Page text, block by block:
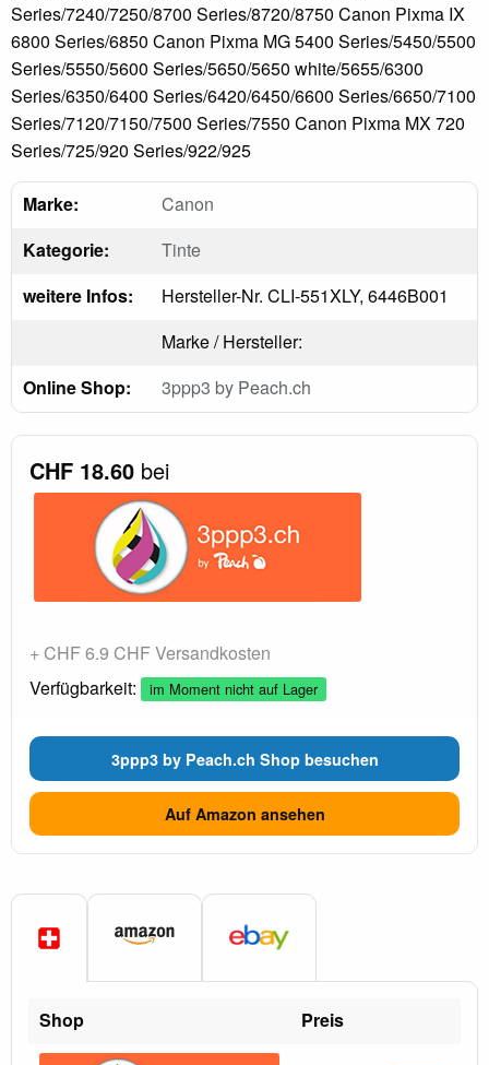
Series/7240/7250/8700 Series/8720/8750 Canon Pixma IX
6800 Series/6850 Canon Pixma MG 5400 Series/5450/5500
Series/5550/5600 Series/5650/5650 white/5655/6300
Series/6350/6400 Series/6420/6450/6600 Series/6650/7100
Series/7120/7150/7500 Series/7550 Canon Pixma MX 720
Series/725/920 Series/922/925
Marke:
Canon
Kategorie:
Tinte
weitere Infos:
Hersteller-Nr. CLI-551XLY, 6446B001
Marke / Hersteller:
Online Shop:
3ppp3 by Peach.ch
CHF 18.60 bei
+ CHF 6.9 CHF Versandkosten
Verfügbarkeit:
im Moment nicht auf Lager
3ppp3 by Peach.ch Shop besuchen
Auf Amazon ansehen
Shop Preis